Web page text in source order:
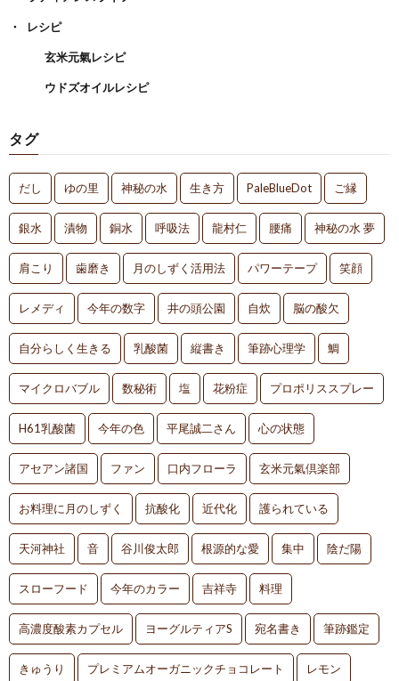
レシピ
玄米元氣レシピ
ウドズオイルレシピ
タグ
だし ゆの里 神秘の水 生き方 PaleBlueDot ご縁
銀水 漬物 銅水 呼吸法 龍村仁 腰痛 神秘の水 夢
肩こり 歯磨き 月のしずく活用法 パワーテープ 笑顔
レメディ 今年の数字 井の頭公園 自炊 脳の酸欠
自分らしく生きる 乳酸菌 縦書き 筆跡心理学 鯛
マイクロバブル 数秘術 塩 花粉症 プロポリススプレー
H61乳酸菌 今年の色 平尾誠二さん 心の状態
アセアン諸国 ファン 口内フローラ 玄米元氣倶楽部
お料理に月のしずく 抗酸化 近代化 護られている
天河神社 音 谷川俊太郎 根源的な愛 集中 陰だ陽
スローフード 今年のカラー 吉祥寺 料理
高濃度酸素カプセル ヨーグルティアS 宛名書き 筆跡鑑定
きゅうり プレミアムオーガニックチョコレート レモン